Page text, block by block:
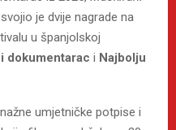
je dvije nagrade na
u španjolskoj
dokumentarac i Najbolju
umjetničke potpise i